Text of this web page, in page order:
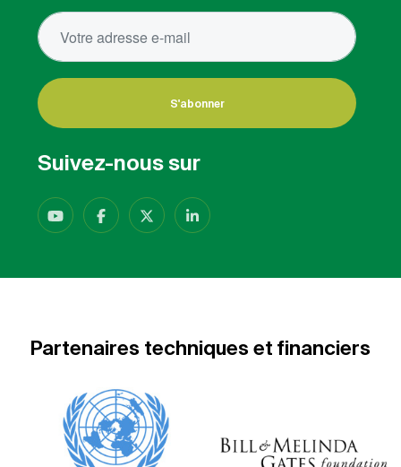
S'abonner
Suivez-nous sur
Partenaires techniques et financiers